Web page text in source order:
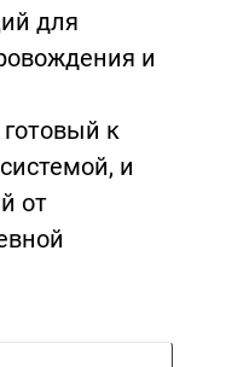
для
и
к
и
от